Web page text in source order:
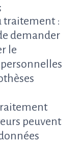
traitement :
demander
le
peuvent